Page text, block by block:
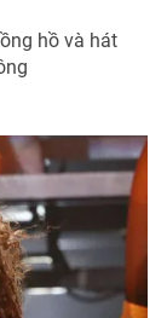
có sự chấp
hành lại
hồ và hát